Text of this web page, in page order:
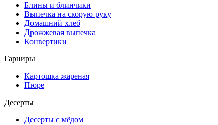
Блины и блинчики
Выпечка на скорую руку
Домашний хлеб
Дрожжевая выпечка
Конвертики
Гарниры
Картошка жареная
Пюре
Десерты
Десерты с мёдом